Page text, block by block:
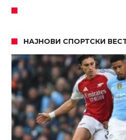
НАЈНОВИ СПОРТСКИ